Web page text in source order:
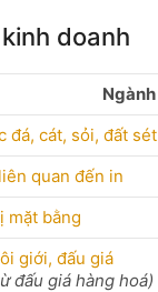
doanh
Ngành
đá, cát, sỏi, đất sét
quan đến in
mặt bằng
giới, đấu giá
đấu giá hàng hoá)